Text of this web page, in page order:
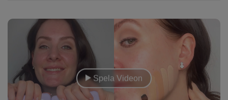
Spela Videon